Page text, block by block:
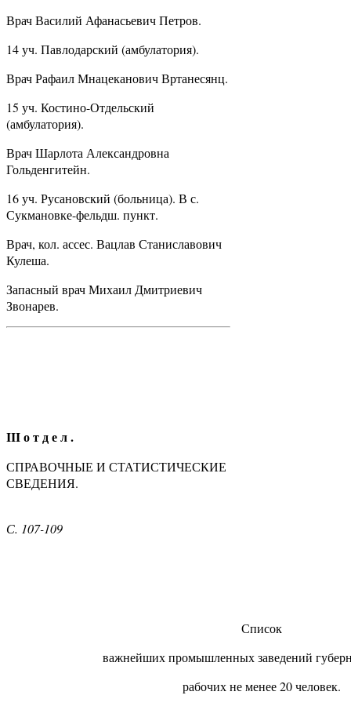
Врач Василий Афанасьевич Петров.
14 уч. Павлодарский (амбулатория).
Врач Рафаил Мнацеканович Вртанесянц.
15 уч. Костино-Отдельский
(амбулатория).
Врач Шарлота Александровна
Гольденгитейн.
16 уч. Русановский (больница). В с.
Сукмановке-фельдш. пункт.
Врач, кол. ассес. Вацлав Станиславович
Кулеша.
Запасный врач Михаил Дмитриевич
Звонарев.
III о т д е л .
СПРАВОЧНЫЕ И СТАТИСТИЧЕСКИЕ
СВЕДЕНИЯ.
С. 107-109
Список
важнейших промышленных заведений
рабочих не менее 20 человек.